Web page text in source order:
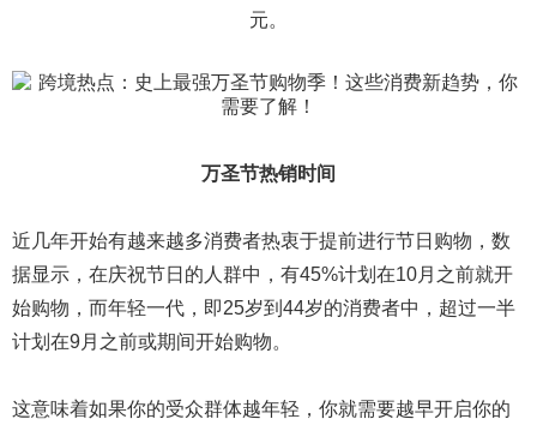
元。
万圣节热销时间
近几年开始有越来越多消费者热衷于提前进行节日购物，数
据显示，在庆祝节日的人群中，有45%计划在10月之前就开
始购物，而年轻一代，即25岁到44岁的消费者中，超过一半
计划在9月之前或期间开始购物。
这意味着如果你的受众群体越年轻，你就需要越早开启你的